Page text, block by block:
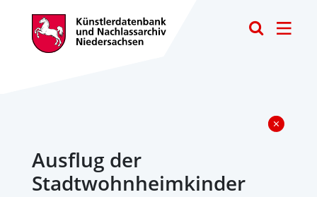
Ausflug der
Stadtwohnheimkinder